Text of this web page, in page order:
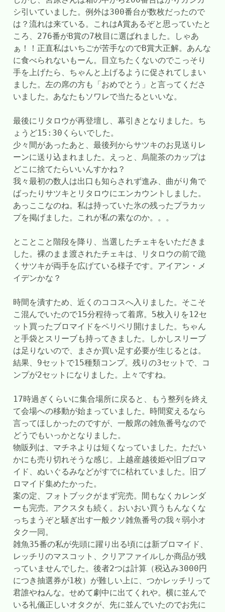
シ引いていました。例外は300番台が数枚だったので
は？流れは来ている。これはA賞あるぞと思っていたと
ころ、276番がB賞の7枚目に選ばれました。しゃあ
ぁ！！正直私はいちごが苦手なのでB賞大正解。あんな
に食べられないもーん。目立ちたくないのでこっそり
手を上げたら、ちゃんと上げるように促されてしまい
ました。左の席の方も「おめでとう」と言ってくださ
いました。あなたもソワレで当たるといいな。
最後にリタロウが再登壇し、幕引きとなりました。ち
ょうど15:30くらいでした。
少々間があったあと、最後列からサツキのお見送りレ
ーンに送り込まれました。えっと、烏龍茶のカップは
どこに捨てたらいいんすかね？
我々最初の数人は出口も知らされず進み、曲がり角で
ばったりサツキとリタロウにエンカウントしました。
あっここなのね。私は持っていた氷の残ったプラカッ
プを掲げました。これが私の素なのか。。。
とことこと階段を降り、当選したチェキをいただきま
した。裸のまま渡されたチェキは、リタロウの前で跪
くサツキが両手を広げている様子です。アイアン・メ
イデンかな？
時間を潰すため、近くのココスへ入りました。そこそ
こ混んでいたので15分程待って着席。5枚入りを12セ
ット買ったブロマイドをペリペリ開けました。ちゃん
と手袋とスリーブも持ってきました。しかしスリーブ
は足りないので、まさか買い足す必要が生じるとは。
結果、9セットで15種類コンプ。残りの3セットで、コ
ンプが2セットになりました。上々ですね。
17時過ぎくらいに集合場所に戻ると、もう整列を終え
て会場への移動が始まっていました。時間変えるなら
言ってほしかったのですが、一般席の雑魚番号なので
どうでもいっかとなりました。
物販列は、マチネよりは短くなっていました。ただい
かにも売り切れそうな感じ。上越産越後姫や旧ブロマ
イド、ぬいぐるみなどがすでに枯れていました。旧ブ
ロマイド集めたかった。
案の定、フォトブックがまず完売。間もなくカレンダ
ーも完売。アクスタも続く。おいおい買うもんなくな
っちまうぞと騒ぎ出す一般クソ雑魚番号の我々弱小オ
タク一同。
雑魚35番の私が先頭に躍り出る頃には新ブロマイド、
レッチリのマスコット、クリアファイルしか商品が残
っていませんでした。後者2つは計算（税込み3000円
につき抽選券が1枚）が難しい上に、つかレッチリって
君誰やねんな。せめて劇中に出てくれや。横に並んで
いる礼儀正しいオタクが、先に並んでいたのでお先に